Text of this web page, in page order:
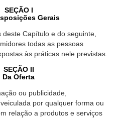
SEÇÃO I
Gerais
deste Capítulo e do seguinte,
todas as pessoas
às práticas nele previstas.
SEÇÃO II
Da Oferta
ou publicidade,
por qualquer forma ou
relação a produtos e serviços